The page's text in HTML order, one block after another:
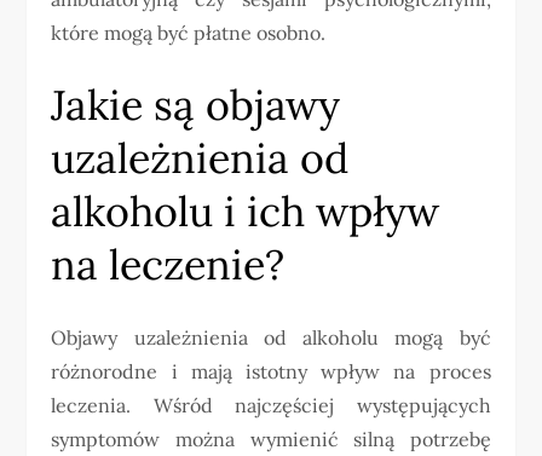
które mogą być płatne osobno.
Jakie są objawy
uzależnienia od
alkoholu i ich wpływ
na leczenie?
Objawy uzależnienia od alkoholu mogą być
różnorodne i mają istotny wpływ na proces
leczenia. Wśród najczęściej występujących
symptomów można wymienić silną potrzebę